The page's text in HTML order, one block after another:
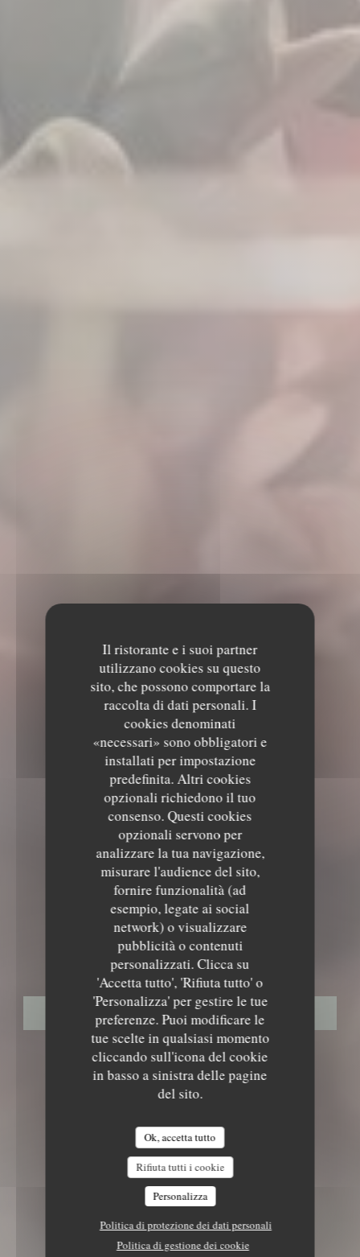
Il ristorante e i suoi partner
utilizzano cookies su questo
sito, che possono comportare la
raccolta di dati personali. I
cookies denominati
«necessari» sono obbligatori e
installati per impostazione
predefinita. Altri cookies
opzionali richiedono il tuo
consenso. Questi cookies
opzionali servono per
analizzare la tua navigazione,
misurare l'audience del sito,
fornire funzionalità (ad
esempio, legate ai social
network) o visualizzare
pubblicità o contenuti
personalizzati. Clicca su
'Accetta tutto', 'Rifiuta tutto' o
'Personalizza' per gestire le tue
preferenze. Puoi modificare le
tue scelte in qualsiasi momento
cliccando sull'icona del cookie
in basso a sinistra delle pagine
del sito.
Ok, accetta tutto
Rifiuta tutti i cookie
Personalizza
Politica di protezione dei dati personali
Politica di gestione dei cookie
RISTORANTE GASTRONOMICO
Le Nid - Table Intimiste
PRENOTA
LE NID - TABLE INTIMISTE